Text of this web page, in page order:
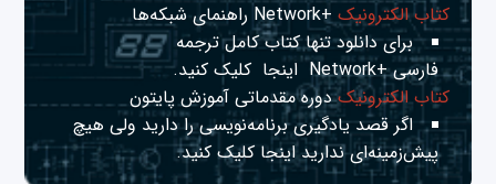
کتاب الکترونیک+Network راهنمای شبکه‌ها
برای دانلود تنها کتاب کامل ترجمه
فارسی +Network
اینجا کلیک کنید.
کتاب الکترونیکدوره مقدماتی آموزش پایتون
اگر قصد یادگیری برنامه‌نویسی را دارید ولی هیچ
پیش‌زمینه‌ای نداریداینجا کلیک کنید.